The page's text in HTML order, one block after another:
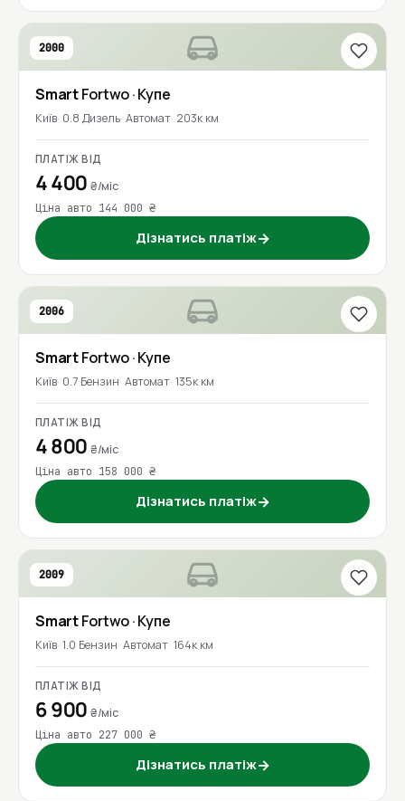
2000
SmartFortwo· Купе
Київ 0.8 Дизель Автомат 203к км
ПЛАТІЖ ВІД
4 400₴/міс
Ціна авто 144 000 ₴
Дізнатись платіж→
2006
SmartFortwo· Купе
Київ 0.7 Бензин Автомат 135к км
ПЛАТІЖ ВІД
4 800₴/міс
Ціна авто 158 000 ₴
Дізнатись платіж→
2009
SmartFortwo· Купе
Київ 1.0 Бензин Автомат 164к км
ПЛАТІЖ ВІД
6 900₴/міс
Ціна авто 227 000 ₴
Дізнатись платіж→